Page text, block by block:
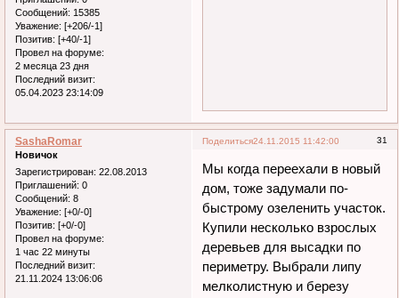
Сообщений: 15385
Уважение: [+206/-1]
Позитив: [+40/-1]
Провел на форуме:
2 месяца 23 дня
Последний визит:
05.04.2023 23:14:09
Поделиться 31
24.11.2015 11:42:00
SashaRomar
Новичок
Зарегистрирован: 22.08.2013
Приглашений: 0
Сообщений: 8
Уважение: [+0/-0]
Позитив: [+0/-0]
Провел на форуме:
1 час 22 минуты
Последний визит:
21.11.2024 13:06:06
Мы когда переехали в новый
дом, тоже задумали по-
быстрому озеленить участок.
Купили несколько взрослых
деревьев для высадки по
периметру. Выбрали липу
мелколистную и березу